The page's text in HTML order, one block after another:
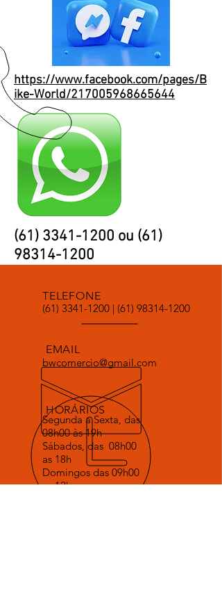
https://www.facebook.com/pages/B
ike-World/217005968665644
(61) 3341-1200 ou (61)
98314-1200
TELEFONE
(61) 3341-1200 | (61) 98314-1200
EMAIL
bwcomercio@gmail.com
HORÁRIOS
Segunda a Sexta, das
08h00 às 19h
Sábados, das 08h00
as 18h
Domingos das 09h00
as 12h